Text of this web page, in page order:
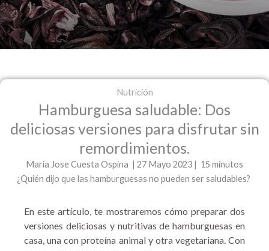
Nutrición
Hamburguesa saludable: Dos
deliciosas versiones para disfrutar sin
remordimientos.
Maria Jose Cuesta Ospina | 27 Mayo 2023 | 15 minutos
¿Quién dijo que las hamburguesas no pueden ser saludables?
En este artículo, te mostraremos cómo preparar dos
versiones deliciosas y nutritivas de hamburguesas en
casa, una con proteína animal y otra vegetariana. Con